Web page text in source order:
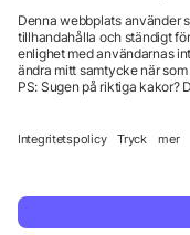
enbart till
©